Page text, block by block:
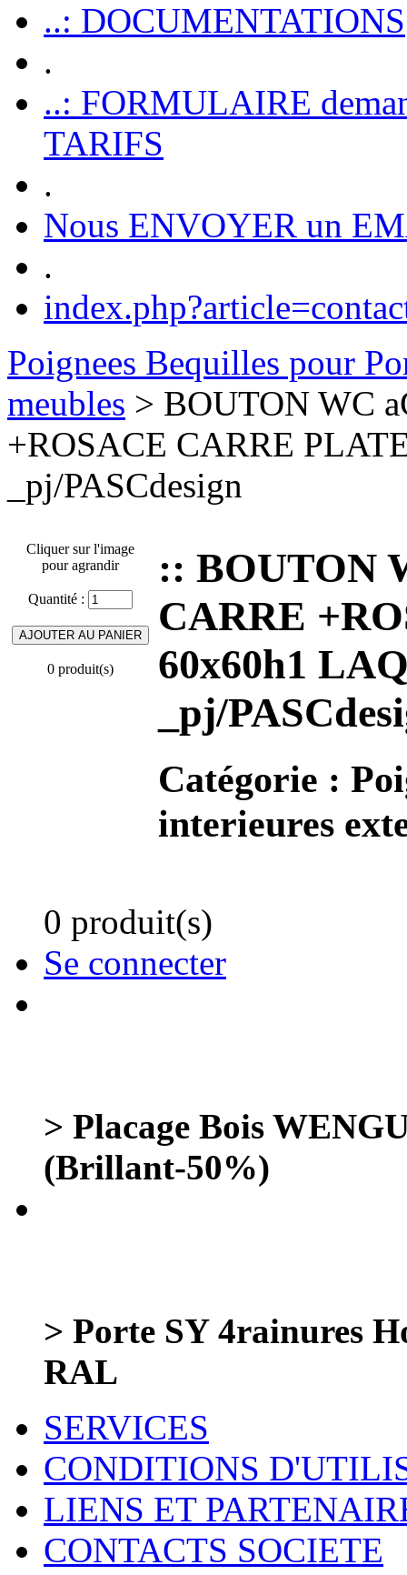
..: DOCUMENTATIONS
.
..: FORMULAIRE
TARIFS
.
Nous ENVOYER un
.
Poignees Bequilles pour
meubles > BOUTON WC
+ROSACE CARRE
_pj/PASCdesign
Cliquer sur l'image
pour agrandir
Quantité :
0 produit(s)
:: BOUTON
CARRE
60x60h1
_pj/
Catégorie :
interieures
0 produit(s)
Se connecter
> Placage Bois
(Brillant-50%)
> Porte SY 4rainures
RAL
SERVICES
CONDITIONS
LIENS ET
CONTACTS SOCIETE